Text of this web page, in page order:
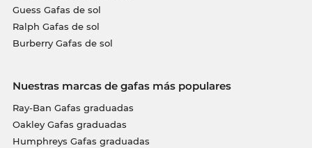
Guess Gafas de sol
Ralph Gafas de sol
Burberry Gafas de sol
Nuestras marcas de gafas más populares
Ray-Ban Gafas graduadas
Oakley Gafas graduadas
Humphreys Gafas graduadas